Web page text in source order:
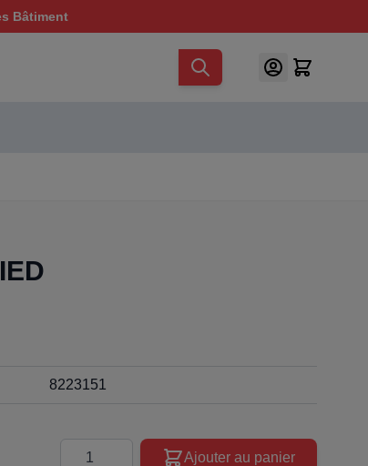
Bâtiment
8223151
Quantité
Ajouter au panier